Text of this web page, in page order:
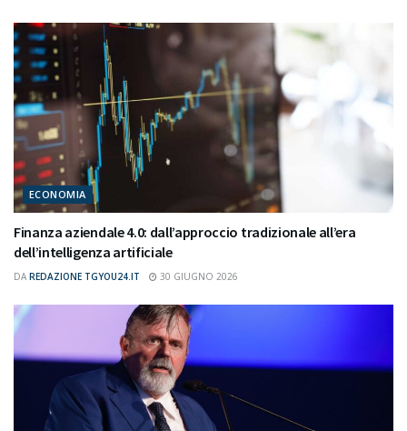
ECONOMIA
Finanza aziendale 4.0: dall’approccio tradizionale all’era
dell’intelligenza artificiale
DA REDAZIONE TGYOU24.IT 30 GIUGNO 2026